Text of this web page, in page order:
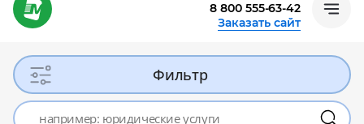
8 800 555-63-42
Заказать сайт
Фильтр